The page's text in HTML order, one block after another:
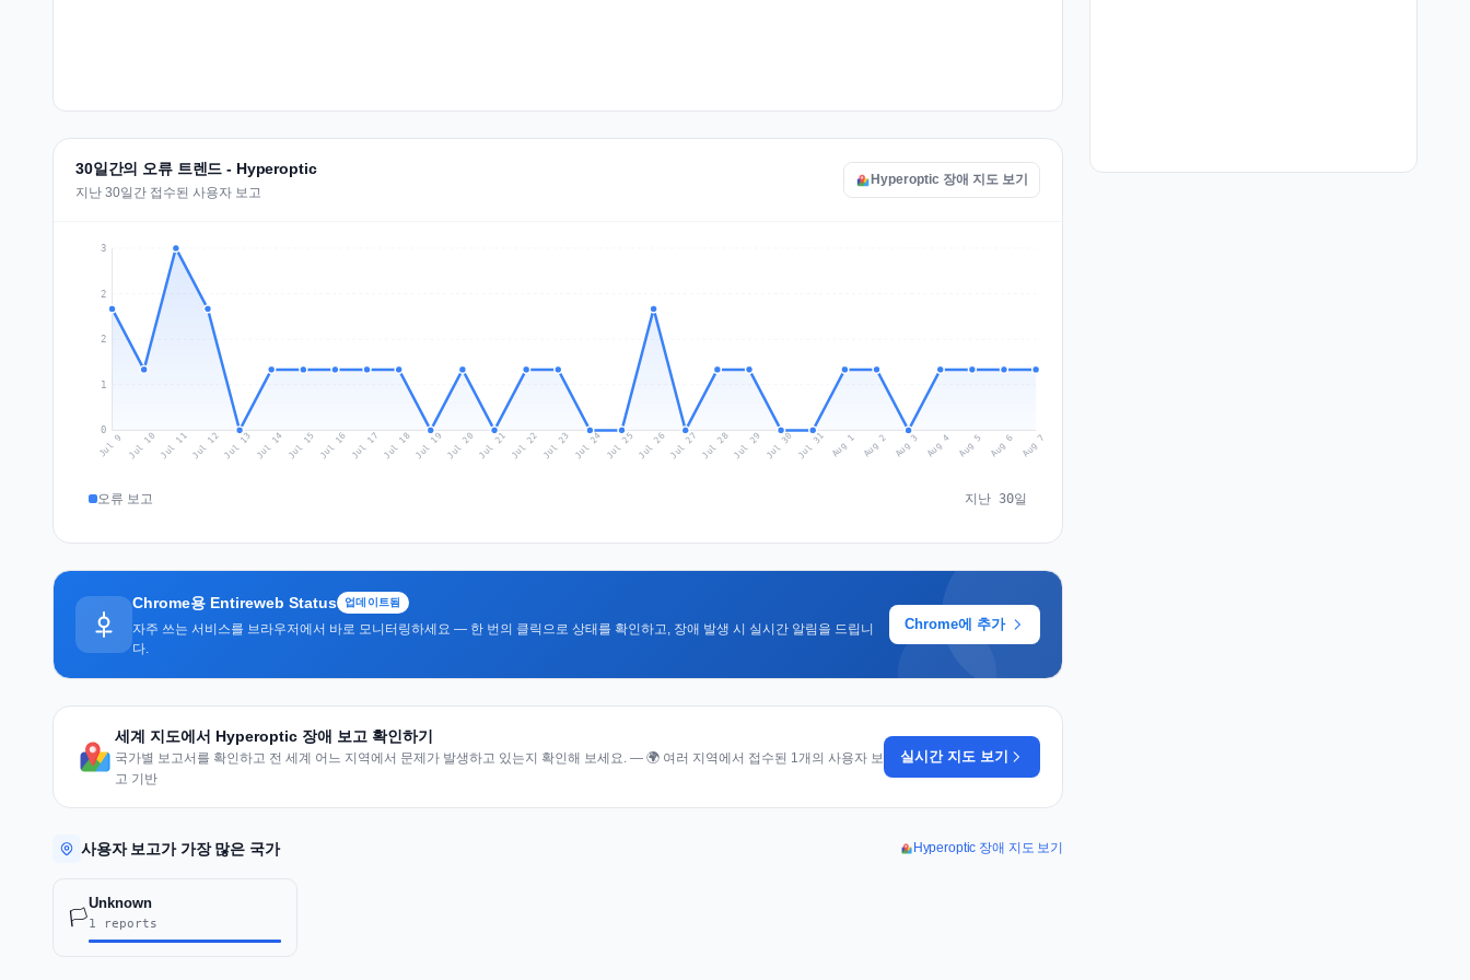
30일간의 오류 트렌드 - Hyperoptic
지난 30일간 접수된 사용자 보고
Hyperoptic 장애 지도 보기
0
1
2
2
3
Jul 9 Jul 10 Jul 11Jul 12Jul 13 Jul 14 Jul 15 Jul 16 Jul 17 Jul 18Jul 19 Jul 20 Jul 21 Jul 22 Jul 23 Jul 24 Jul 25 Jul 26Jul 27 Jul 28Jul 29 Jul 30 Jul 31 Aug 1 Aug 2 Aug 3 Aug 4 Aug 5 Aug 6 Aug 7
오류 보고 지난 30일
Chrome용 Entireweb Status 업데이트됨
자주 쓰는 서비스를 브라우저에서 바로 모니터링하세요 — 한 번의 클릭으로 상태를 확인하고, 장애 발생 시 실시간 알림을 드립니
다.
Chrome에 추가
세계 지도에서 Hyperoptic 장애 보고 확인하기
국가별 보고서를 확인하고 전 세계 어느 지역에서 문제가 발생하고 있는지 확인해 보세요. — 🌍 여러 지역에서 접수된 1개의 사용자 보
고 기반
실시간 지도 보기
사용자 보고가 가장 많은 국가 Hyperoptic 장애 지도 보기
🏳️
Unknown
1 reports